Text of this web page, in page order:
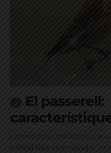
El passerell:
La seva principal amenaça,
hàbitat i l'ús de pesticides, és